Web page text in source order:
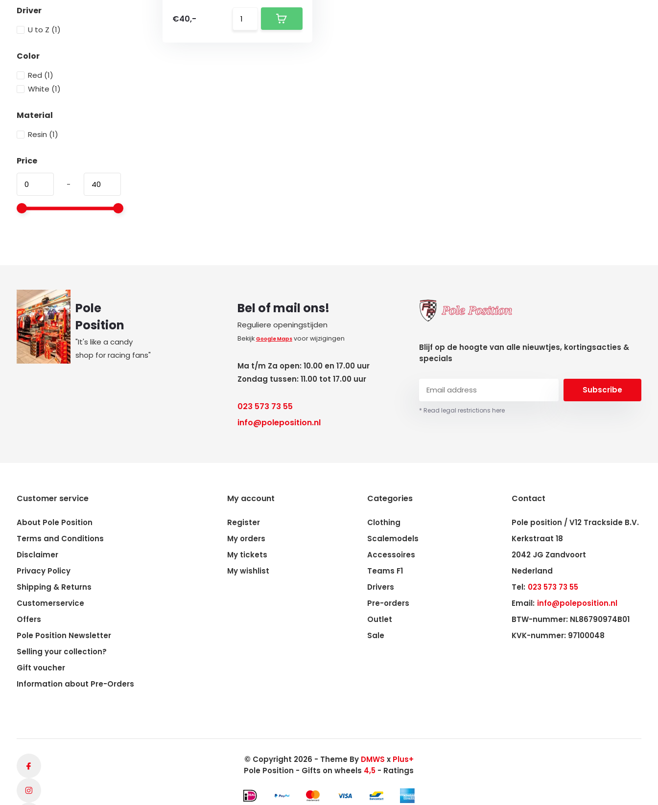
Driver
U to Z (1)
Color
Red (1)
White (1)
Material
Resin (1)
Price
-
€40,-
Pole
Position
"It's like a candy
shop for racing fans"
Bel of mail ons!
Reguliere openingstijden
Bekijk Google Mapsvoor wijzigingen
Ma t/m Za open: 10.00 en 17.00 uur
Zondag tussen: 11.00 tot 17.00 uur
023 573 73 55
info@poleposition.nl
Blijf op de hoogte van alle nieuwtjes, kortingsacties &
specials
Subscribe
* Read legal restrictions here
Customer service
About Pole Position
Terms and Conditions
Disclaimer
Privacy Policy
Shipping & Returns
Customerservice
Offers
Pole Position Newsletter
Selling your collection?
Gift voucher
Information about Pre-Orders
My account
Register
My orders
My tickets
My wishlist
Categories
Clothing
Scalemodels
Accessoires
Teams F1
Drivers
Pre-orders
Outlet
Sale
Contact
Pole position / V12 Trackside B.V.
Kerkstraat 18
2042 JG Zandvoort
Nederland
Tel: 023 573 73 55
Email: info@poleposition.nl
BTW-nummer: NL86790974B01
KVK-nummer: 97100048
© Copyright 2026 - Theme By DMWS x Plus+
Pole Position - Gifts on wheels 4,5 - Ratings